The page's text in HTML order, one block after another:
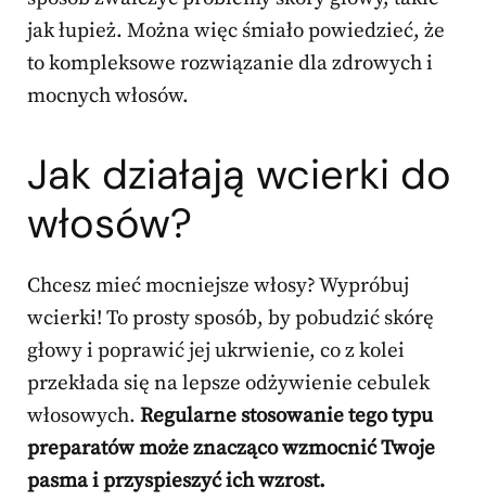
jak łupież. Można więc śmiało powiedzieć, że
to kompleksowe rozwiązanie dla zdrowych i
mocnych włosów.
Jak działają wcierki do
włosów?
Chcesz mieć mocniejsze włosy? Wypróbuj
wcierki! To prosty sposób, by pobudzić skórę
głowy i poprawić jej ukrwienie, co z kolei
przekłada się na lepsze odżywienie cebulek
włosowych. Regularne stosowanie tego typu
preparatów może znacząco wzmocnić Twoje
pasma i przyspieszyć ich wzrost.